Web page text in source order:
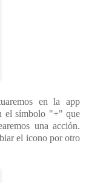
en la app
el símbolo "+" que
una acción.
el icono por otro